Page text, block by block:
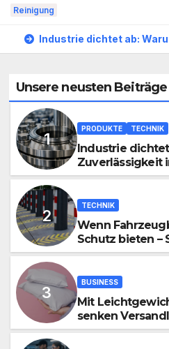
Reinigung
Industrie dichtet ab:
Unsere neusten Beiträge
PRODUKTE TECHNIK
Industrie
Zuverlässigkeit
Prozessen alles
TECHNIK
Wenn
Schutz bieten –
definiert
BUSINESS
Mit
senken
und steigern